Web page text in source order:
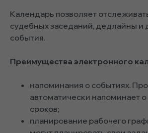
Календарь позволяет
судебных заседаний, дедлайны и
события.
Преимущества электронного
напоминания о событиях.
автоматически напоминает
сроков;
планирование рабочего